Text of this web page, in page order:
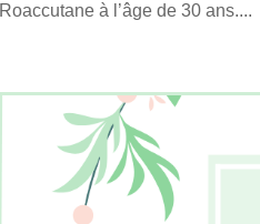
Roaccutane à l’âge de 30 ans....